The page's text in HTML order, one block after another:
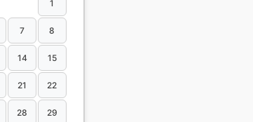
1
7 8
14 15
21 22
28 29